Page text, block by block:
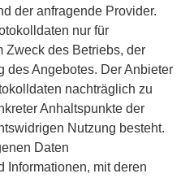
der anfragende Provider.
nur für
Zweck des Betriebs, der
des Angebotes. Der Anbieter
nachträglich zu
Anhaltspunkte der
Nutzung besteht.
Daten
Informationen, mit deren